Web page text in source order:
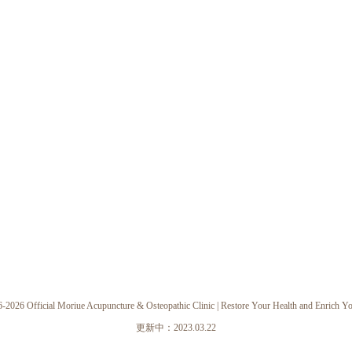
2026 Official Moriue Acupuncture & Osteopathic Clinic | Restore Your Health and Enrich
更新中：2023.03.22